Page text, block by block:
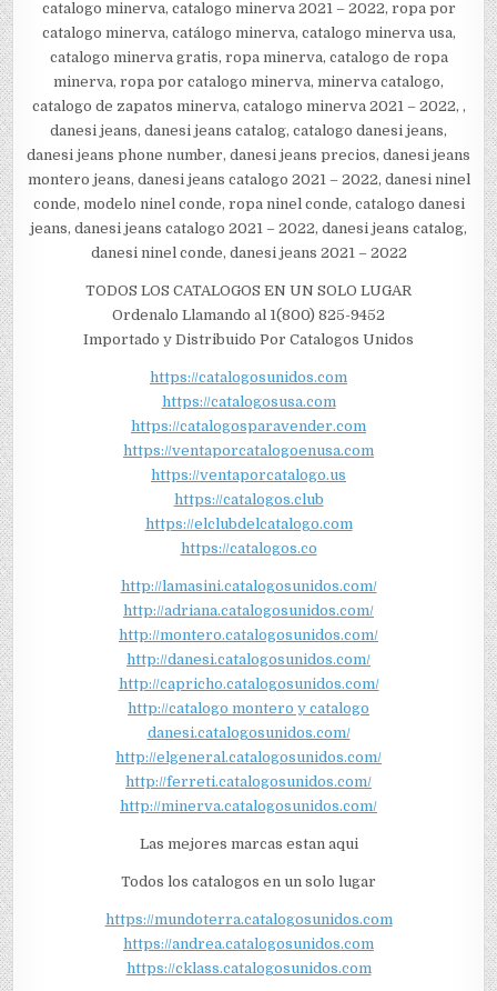
catalogo minerva, catalogo minerva 2021 – 2022, ropa por
catalogo minerva, catálogo minerva, catalogo minerva usa,
catalogo minerva gratis, ropa minerva, catalogo de ropa
minerva, ropa por catalogo minerva, minerva catalogo,
catalogo de zapatos minerva, catalogo minerva 2021 – 2022, ,
danesi jeans, danesi jeans catalog, catalogo danesi jeans,
danesi jeans phone number, danesi jeans precios, danesi jeans
montero jeans, danesi jeans catalogo 2021 – 2022, danesi ninel
conde, modelo ninel conde, ropa ninel conde, catalogo danesi
jeans, danesi jeans catalogo 2021 – 2022, danesi jeans catalog,
danesi ninel conde, danesi jeans 2021 – 2022
TODOS LOS CATALOGOS EN UN SOLO LUGAR
Ordenalo Llamando al 1(800) 825-9452
Importado y Distribuido Por Catalogos Unidos
https://catalogosunidos.com
https://catalogosusa.com
https://catalogosparavender.com
https://ventaporcatalogoenusa.com
https://ventaporcatalogo.us
https://catalogos.club
https://elclubdelcatalogo.com
https://catalogos.co
http://lamasini.catalogosunidos.com/
http://adriana.catalogosunidos.com/
http://montero.catalogosunidos.com/
http://danesi.catalogosunidos.com/
http://capricho.catalogosunidos.com/
http://catalogo montero y catalogo
danesi.catalogosunidos.com/
http://elgeneral.catalogosunidos.com/
http://ferreti.catalogosunidos.com/
http://minerva.catalogosunidos.com/
Las mejores marcas estan aqui
Todos los catalogos en un solo lugar
https://mundoterra.catalogosunidos.com
https://andrea.catalogosunidos.com
https://cklass.catalogosunidos.com